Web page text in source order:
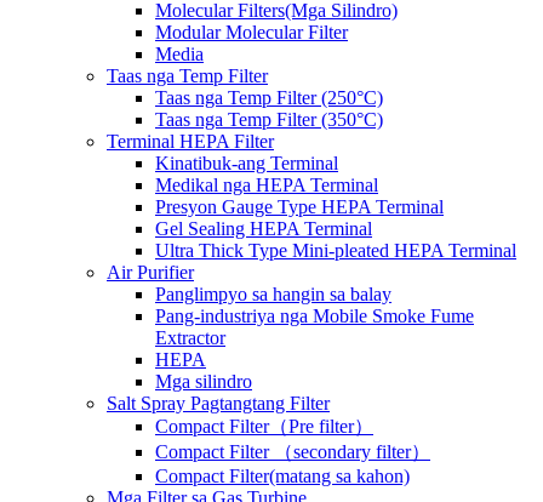
Molecular Filters(Mga Silindro)
Modular Molecular Filter
Media
Taas nga Temp Filter
Taas nga Temp Filter (250°C)
Taas nga Temp Filter (350°C)
Terminal HEPA Filter
Kinatibuk-ang Terminal
Medikal nga HEPA Terminal
Presyon Gauge Type HEPA Terminal
Gel Sealing HEPA Terminal
Ultra Thick Type Mini-pleated HEPA Terminal
Air Purifier
Panglimpyo sa hangin sa balay
Pang-industriya nga Mobile Smoke Fume
Extractor
HEPA
Mga silindro
Salt Spray Pagtangtang Filter
Compact Filter（Pre filter）
Compact Filter （secondary filter）
Compact Filter(matang sa kahon)
Mga Filter sa Gas Turbine